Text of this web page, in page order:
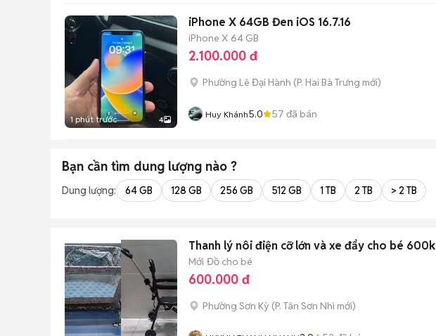
1 phút trước 4
iPhone X 64GB Đen iOS 16.7.16
iPhone X 64 GB
2.100.000 đ
Phường Lê Đại Hành (P. Hai Bà Trưng mới)
Huy Khánh5.0 57 đã bán
Bạn cần tìm dung lượng nào ?
Dung lượng: 64 GB 128 GB 256 GB 512 GB 1 TB 2 TB > 2 TB
Thanh lý nôi điện cỡ lớn và xe đẩy cho bé 600k
Mới Đồ cho bé
600.000 đ
Phường Sơn Kỳ (P. Tân Sơn Nhì mới)